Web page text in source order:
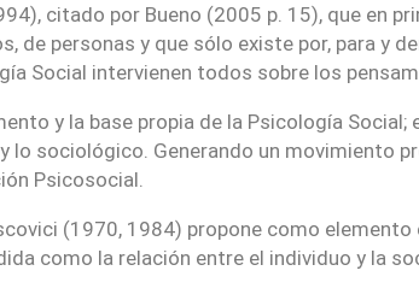
citado por Bueno (2005 p. 15), que en
de personas y que sólo existe por, para y
Social intervienen todos sobre los
y la base propia de la Psicología
sociológico. Generando un movimiento
Psicosocial.
(1970, 1984) propone como
como la relación entre el individuo y la